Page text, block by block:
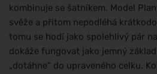
kombinuje se šatníkem. Model
svěže a přitom nepodléhá
tomu se hodí jako spolehlivý pár
dokáže fungovat jako jemný
„dotáhne“ do upraveného celku.